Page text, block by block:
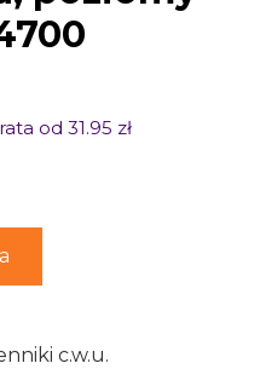
od 31.95 zł
c.w.u.